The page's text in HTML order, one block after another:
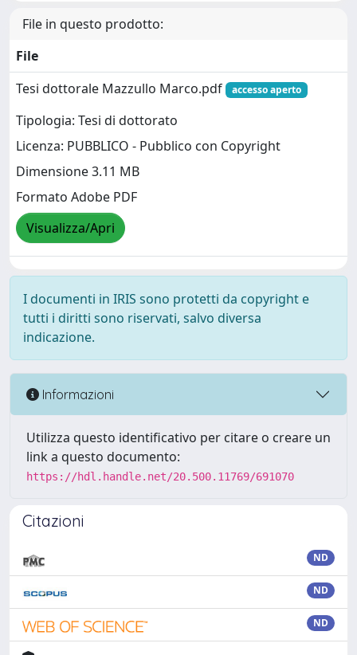
File in questo prodotto:
File
Tesi dottorale Mazzullo Marco.pdf
accesso aperto
Tipologia: Tesi di dottorato
Licenza: PUBBLICO - Pubblico con Copyright
Dimensione 3.11 MB
Formato Adobe PDF
Visualizza/Apri
I documenti in IRIS sono protetti da copyright e
tutti i diritti sono riservati, salvo diversa
indicazione.
Informazioni
Utilizza questo identificativo per citare o creare un
link a questo documento:
https://hdl.handle.net/20.500.11769/691070
Citazioni
ND
ND
ND